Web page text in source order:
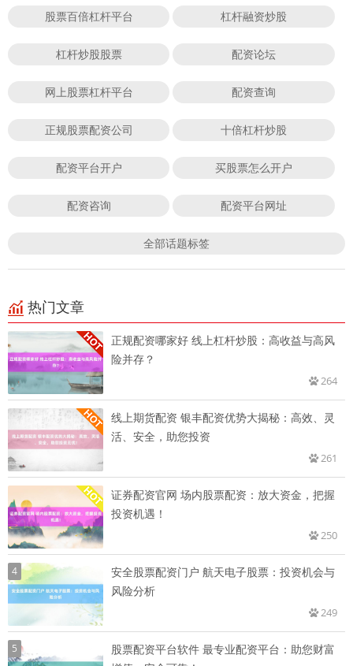
股票百倍杠杆平台 杠杆融资炒股
杠杆炒股股票 配资论坛
网上股票杠杆平台 配资查询
正规股票配资公司 十倍杠杆炒股
配资平台开户 买股票怎么开户
配资咨询 配资平台网址
全部话题标签
热门文章
正规配资哪家好 线上杠杆炒股：高收益与高风
险并存？
264
线上期货配资 银丰配资优势大揭秘：高效、灵
活、安全，助您投资
261
证券配资官网 场内股票配资：放大资金，把握
投资机遇！
250
4
安全股票配资门户 航天电子股票：投资机会与
风险分析
249
5
股票配资平台软件 最专业配资平台：助您财富